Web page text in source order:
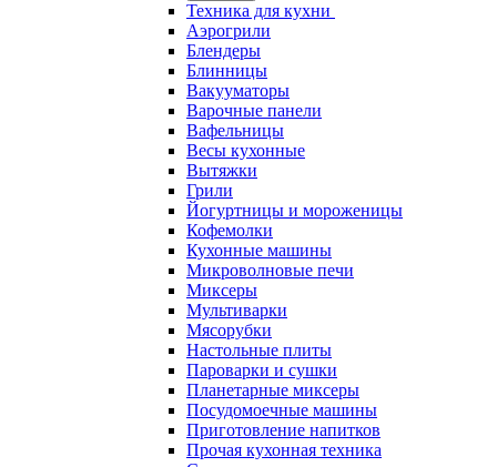
Техника для кухни
Аэрогрили
Блендеры
Блинницы
Вакууматоры
Варочные панели
Вафельницы
Весы кухонные
Вытяжки
Грили
Йогуртницы и мороженицы
Кофемолки
Кухонные машины
Микроволновые печи
Миксеры
Мультиварки
Мясорубки
Настольные плиты
Пароварки и сушки
Планетарные миксеры
Посудомоечные машины
Приготовление напитков
Прочая кухонная техника